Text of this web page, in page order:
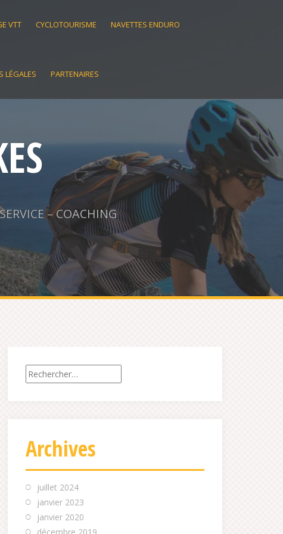
VTT CYCLOTOURISME NAVETTES ENDURO
LÉGALES PARTENAIRES
– COACHING
Rechercher :
Archives
juillet 2024
janvier 2023
janvier 2020